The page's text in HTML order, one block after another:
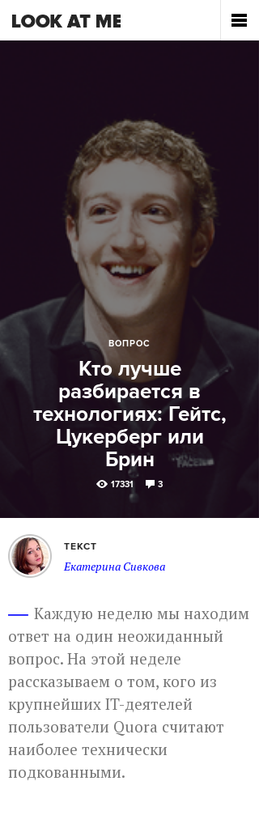
ВОПРОС
Кто лучше
разбирается в
технологиях: Гейтс,
Цукерберг или
Брин
17331 3
ТЕКСТ
Екатерина Сивкова
Каждую неделю мы находим
ответ на один неожиданный
вопрос. На этой неделе
рассказываем о том, кого из
крупнейших IT-деятелей
пользователи Quora считают
наиболее технически
подкованными.